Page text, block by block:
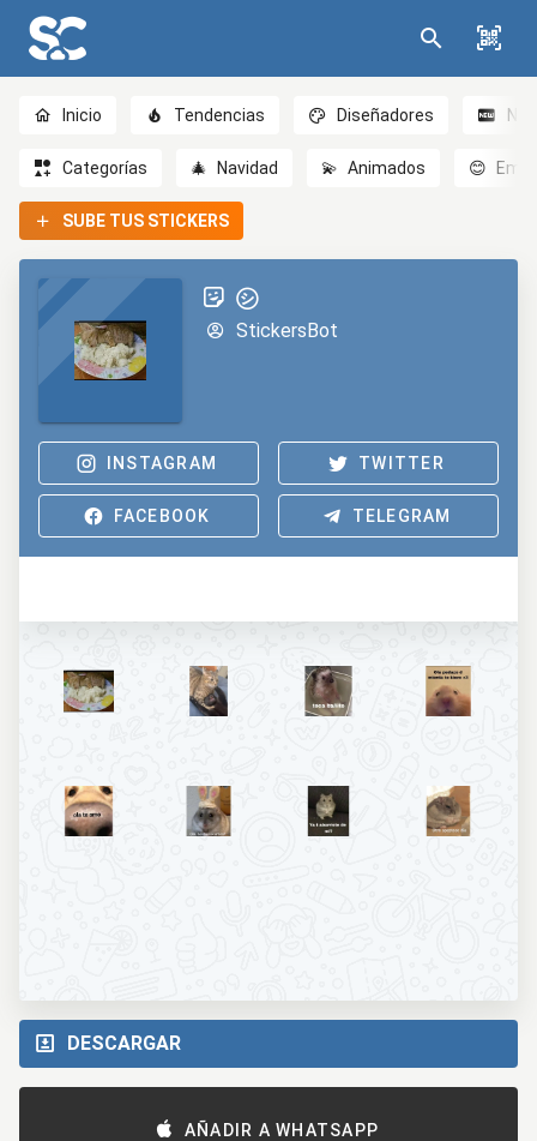
Inicio Tendencias Diseñadores
Categorías 🎄 Navidad 💫 Animados 😊
SUBE TUS STICKERS
㋛︎
StickersBot
INSTAGRAM TWITTER
FACEBOOK TELEGRAM
DESCARGAR
AÑADIR A WHATSAPP